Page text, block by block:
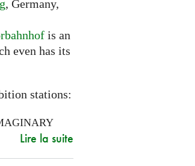
, Germany,
is an
even has its
stations:
Lire la suite